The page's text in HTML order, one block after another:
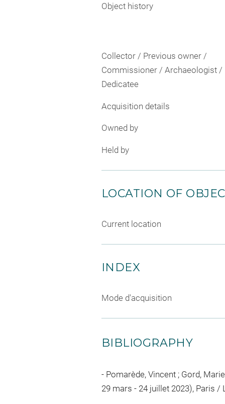
Object history
Collector / Previous owner /
Commissioner / Archaeologist /
Dedicatee
Acquisition details
Owned by
Held by
LOCATION OF
Current location
INDEX
Mode d'acquisition
BIBLIOGRAPHY
Pomarède, Vincent ; Gord,
29 mars - 24 juillet 2023), Paris /